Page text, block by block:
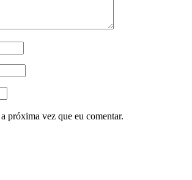
próxima vez que eu comentar.